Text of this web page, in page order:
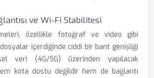
ve Wi-Fi Stabilitesi
özellikle fotoğraf ve video gibi
içerdiğinde ciddi bir bant genişliği
veri (4G/5G) üzerinden yapılacak
kota dostu değildir hem de bağlantı